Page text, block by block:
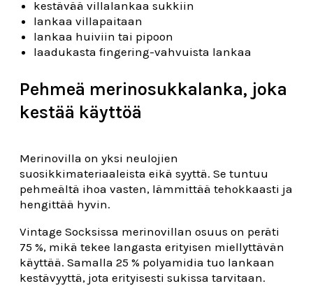
kestävää villalankaa sukkiin
lankaa villapaitaan
lankaa huiviin tai pipoon
laadukasta fingering-vahvuista lankaa
Pehmeä merinosukkalanka, joka
kestää käyttöä
Merinovilla on yksi neulojien
suosikkimateriaaleista eikä syyttä. Se tuntuu
pehmeältä ihoa vasten, lämmittää tehokkaasti ja
hengittää hyvin.
Vintage Socksissa merinovillan osuus on peräti
75 %, mikä tekee langasta erityisen miellyttävän
käyttää. Samalla 25 % polyamidia tuo lankaan
kestävyyttä, jota erityisesti sukissa tarvitaan.